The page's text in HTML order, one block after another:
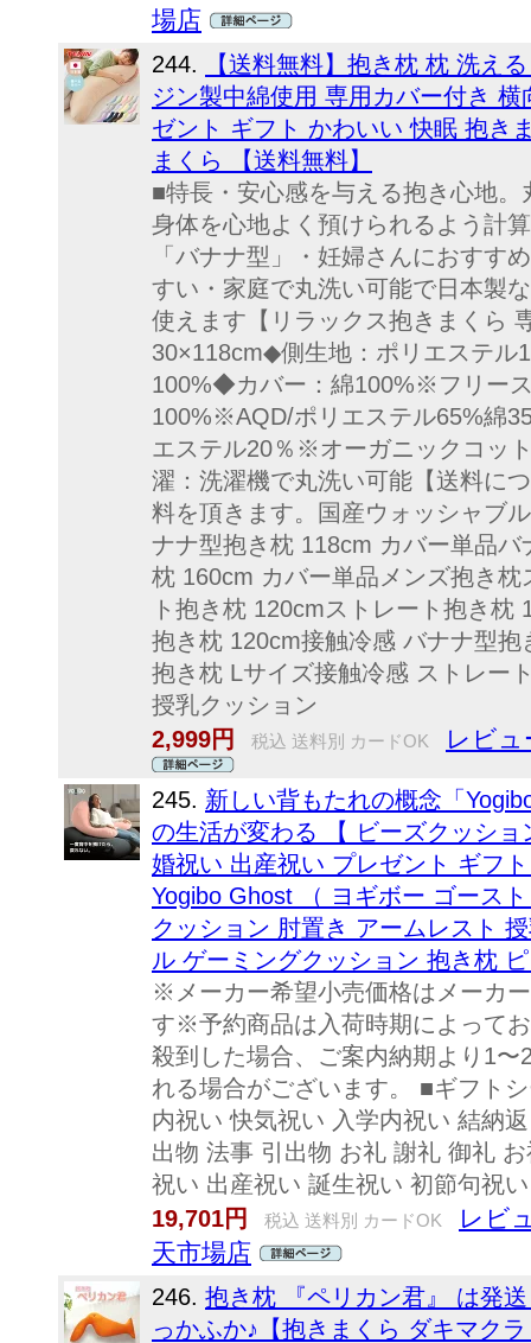
場店
244.
【送料無料】抱き枕 枕 洗え
ジン製中綿使用 専用カバー付き
ゼント ギフト かわいい 快眠 抱き
まくら 【送料無料】
■特長・安心感を与える抱き心地
身体を心地よく預けられるよう計
「バナナ型」・妊婦さんにおすす
すい・家庭で丸洗い可能で日本製
使えます【リラックス抱きまくら
30×118cm◆側生地：ポリエステ
100%◆カバー：綿100%※フリー
100%※AQD/ポリエステル65%綿
エステル20％※オーガニックコッ
濯：洗濯機で丸洗い可能【送料に
料を頂きます。国産ウォッシャブ
ナナ型抱き枕 118cm カバー単品
枕 160cm カバー単品メンズ抱き
ト抱き枕 120cmストレート抱き
抱き枕 120cm接触冷感 バナナ型
抱き枕 Lサイズ接触冷感 ストレー
授乳クッション
2,999円
税込 送料別 カードOK レビュ
245. 新しい背もたれの概念「
の生活が変わる 【 ビーズクッシ
婚祝い 出産祝い プレゼント ギフ
Yogibo Ghost （ ヨギボー ゴース
クッション 肘置き アームレスト
ル ゲーミングクッション 抱き枕
※メーカー希望小売価格はメーカ
す※予約商品は入荷時期によって
殺到した場合、ご案内納期より1
れる場合がございます。 ■ギフト
内祝い 快気祝い 入学内祝い 結納
出物 法事 引出物 お礼 謝礼 御礼
祝い 出産祝い 誕生祝い 初節句祝
19,701円
税込 送料別 カードOK
レビ
天市場店
246. 抱き枕 『ペリカン君』 は発
っかふか♪【抱きまくら ダキマク